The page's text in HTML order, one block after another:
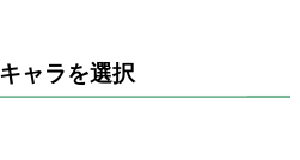
ャラを選択